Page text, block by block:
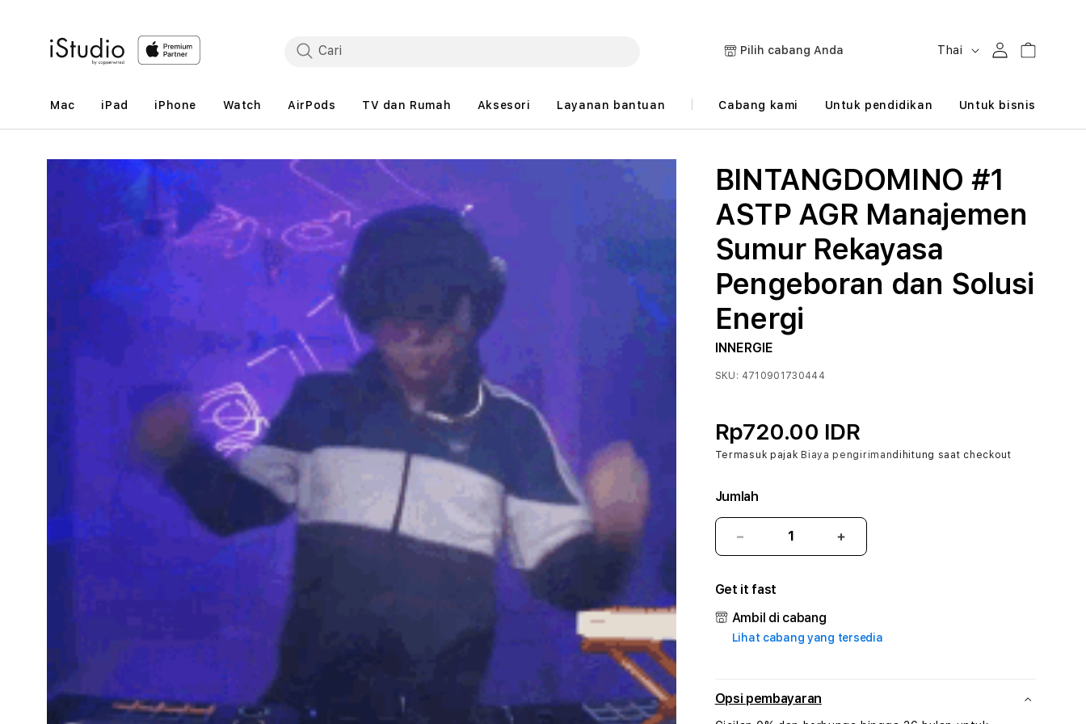
Pilih cabang Anda
B
h
a
Thai MasukKeranjang
Mac iPad iPhone Watch AirPods TV dan Rumah Aksesori Layanan bantuan Cabang kami Untuk pendidikan Untuk bisnis
Lewati
ke
informasi
produk
BINTANGDOMINO #1
ASTP AGR Manajemen
Sumur Rekayasa
Pengeboran dan Solusi
Energi
INNERGIE
SKU: 4710901730444
Rp720.00 IDR
Termasuk pajak Biaya pengirimandihitung saat checkout
Jumlah
Kurangi
jumlah
BINTANGDOMINO
#1
ASTP
AGR
Rekayasa
Tambah
jumlah
ASTP
AGR
Get it fast
Ambil di cabang
Lihat cabang yang tersedia
Opsi pembayaran